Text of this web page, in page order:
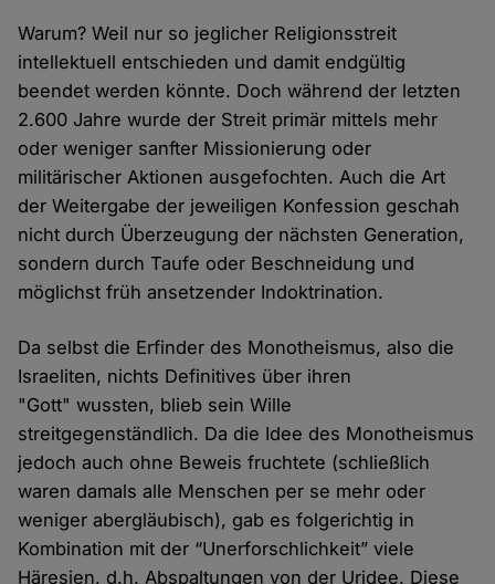
Warum? Weil nur so jeglicher Religionsstreit
intellektuell entschieden und damit endgültig
beendet werden könnte. Doch während der letzten
2.600 Jahre wurde der Streit primär mittels mehr
oder weniger sanfter Missionierung oder
militärischer Aktionen ausgefochten. Auch die Art
der Weitergabe der jeweiligen Konfession geschah
nicht durch Überzeugung der nächsten Generation,
sondern durch Taufe oder Beschneidung und
möglichst früh ansetzender Indoktrination.
Da selbst die Erfinder des Monotheismus, also die
Israeliten, nichts Definitives über ihren
"Gott" wussten, blieb sein Wille
streitgegenständlich. Da die Idee des Monotheismus
jedoch auch ohne Beweis fruchtete (schließlich
waren damals alle Menschen per se mehr oder
weniger abergläubisch), gab es folgerichtig in
Kombination mit der “Unerforschlichkeit” viele
Häresien, d.h. Abspaltungen von der Uridee. Diese